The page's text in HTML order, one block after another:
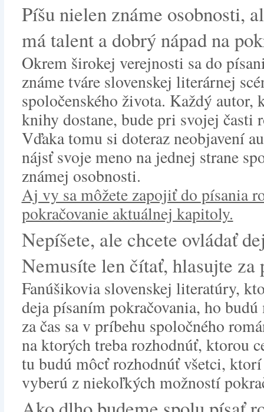
Píšu nielen známe osobnosti,
má talent a dobrý nápad na
Okrem širokej verejnosti sa do
známe tváre slovenskej literárnej
spoločenského života. Každý autor,
knihy dostane, bude pri svojej časti
Vďaka tomu si doteraz neobjavení
nájsť svoje meno na jednej strane
známej osobnosti.
Aj vy sa môžete zapojiť do písania
pokračovanie aktuálnej kapitoly.
Nepíšete, ale chcete ovládať
Nemusíte len čítať, hlasujte za
Fanúšikovia slovenskej literatúry,
deja písaním pokračovania, ho
za čas sa v príbehu spoločného
na ktorých treba rozhodnúť, ktorou
tu budú môcť rozhodnúť všetci,
vyberú z niekoľkých možností